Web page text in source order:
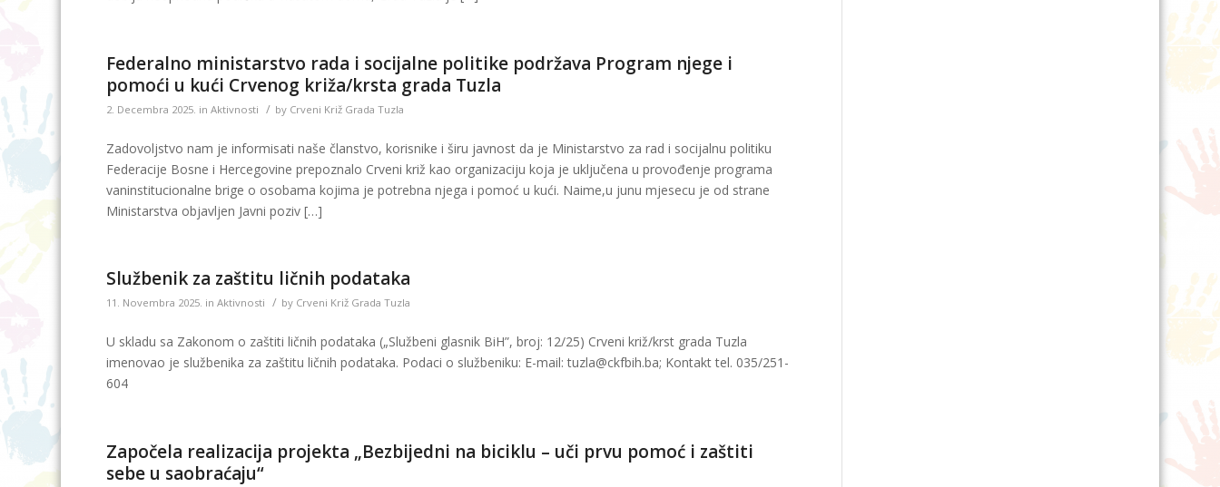
Federalno ministarstvo rada i socijalne politike podržava Program njege i
pomoći u kući Crvenog križa/krsta grada Tuzla
2. Decembra 2025. inAktivnosti / by Crveni Križ Grada Tuzla
Zadovoljstvo nam je informisati naše članstvo, korisnike i širu javnost da je Ministarstvo za rad i socijalnu politiku
Federacije Bosne i Hercegovine prepoznalo Crveni križ kao organizaciju koja je uključena u provođenje programa
vaninstitucionalne brige o osobama kojima je potrebna njega i pomoć u kući. Naime,u junu mjesecu je od strane
Ministarstva objavljen Javni poziv […]
Službenik za zaštitu ličnih podataka
11. Novembra 2025. inAktivnosti / by Crveni Križ Grada Tuzla
U skladu sa Zakonom o zaštiti ličnih podataka („Službeni glasnik BiH”, broj: 12/25) Crveni križ/krst grada Tuzla
imenovao je službenika za zaštitu ličnih podataka. Podaci o službeniku: E-mail: tuzla@ckfbih.ba; Kontakt tel. 035/251-
604
Započela realizacija projekta „Bezbijedni na biciklu – uči prvu pomoć i zaštiti
sebe u saobraćaju“